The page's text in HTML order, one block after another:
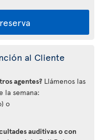
al Cliente
agentes? Llámenos las
la semana:
o
auditivas o con